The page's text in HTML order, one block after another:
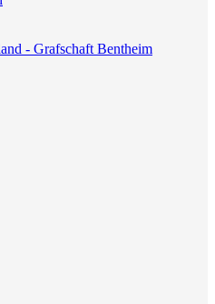
- Grafschaft Bentheim